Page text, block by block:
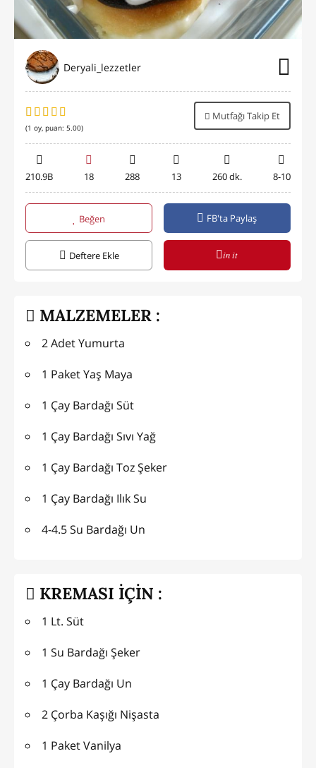
Deryali_lezzetler
(1 oy, puan: 5.00)
Mutfağı Takip Et
210.9B 18 288 13 260 dk. 8-10
Beğen FB'ta Paylaş
Deftere Ekle in it
MALZEMELER :
2 Adet Yumurta
1 Paket Yaş Maya
1 Çay Bardağı Süt
1 Çay Bardağı Sıvı Yağ
1 Çay Bardağı Toz Şeker
1 Çay Bardağı Ilık Su
4-4.5 Su Bardağı Un
KREMASI İÇİN :
1 Lt. Süt
1 Su Bardağı Şeker
1 Çay Bardağı Un
2 Çorba Kaşığı Nişasta
1 Paket Vanilya